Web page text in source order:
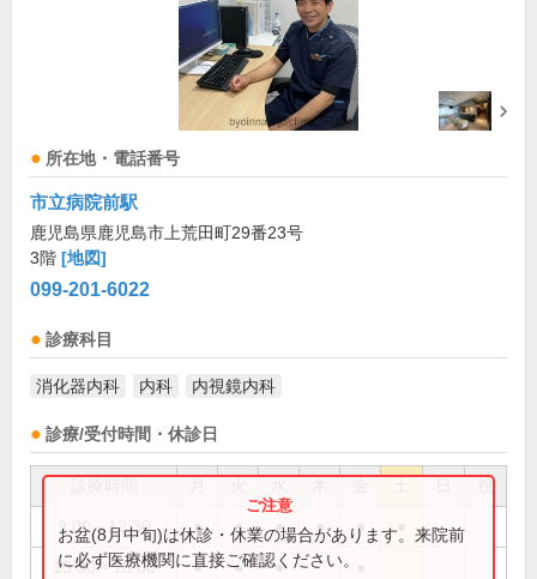
所在地・電話番号
市立病院前駅
鹿児島県鹿児島市上荒田町29番23号
3階 [地図]
099-201-6022
診療科目
消化器内科 内科 内視鏡内科
診療/受付時間・休診日
祝
9:00～12:30 ● ● ● ● ●
15:30～18:00 ● ● ●
お盆(8月中旬)は休診・休業の場合があります。来院前
に必ず医療機関に直接ご確認ください。